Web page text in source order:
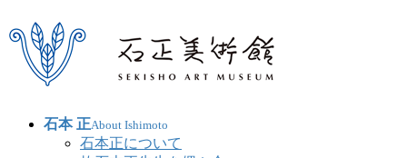
石本 正About Ishimoto
石本正について